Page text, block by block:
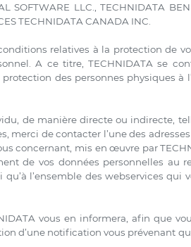
LLC., TECHNIDATA
TECHNIDATA CANADA INC.
relatives à la protection de
A ce titre, TECHNIDATA se
des personnes physiques à
de manière directe ou indirecte,
merci de contacter l’une des
concernant, mis en œuvre par
de vos données personnelles au
l’ensemble des webservices qui
vous en informera, afin que
d’une notification vous prévenant